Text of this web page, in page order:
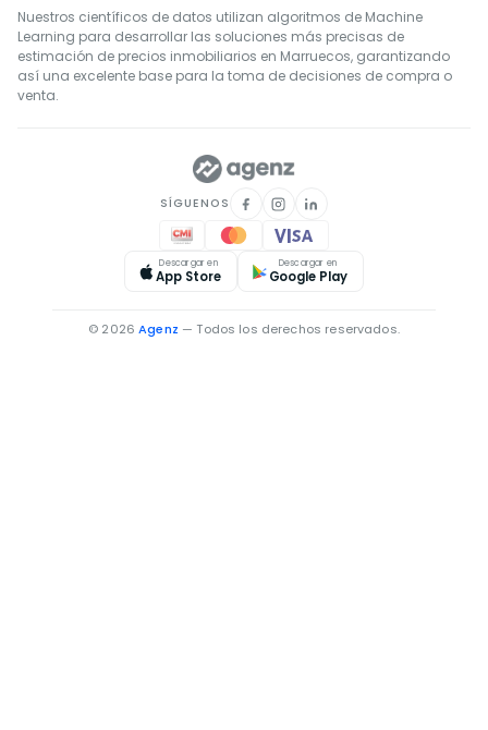
Nuestros científicos de datos utilizan algoritmos de Machine
Learning para desarrollar las soluciones más precisas de
estimación de precios inmobiliarios en Marruecos, garantizando
así una excelente base para la toma de decisiones de compra o
venta.
SÍGUENOS
Descargar en
App Store
Descargar en
Google Play
© 2026Agenz — Todos los derechos reservados.